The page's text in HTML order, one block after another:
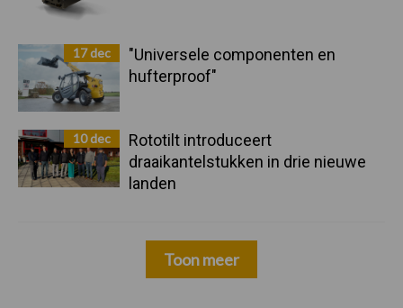
17 dec
"Universele componenten en
hufterproof"
10 dec
Rototilt introduceert
draaikantelstukken in drie nieuwe
landen
Toon meer